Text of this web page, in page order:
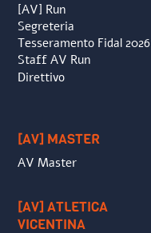
[AV] Run
Segreteria
Tesseramento Fidal 2026
Staff AV Run
Direttivo
[AV] MASTER
AV Master
[AV] ATLETICA
VICENTINA